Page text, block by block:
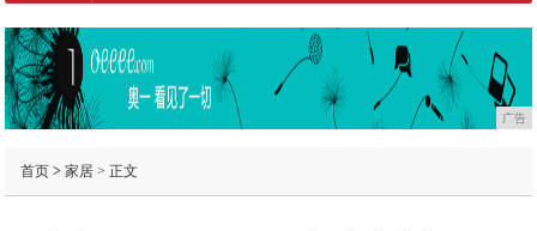
广告
首页> 家居> 正文